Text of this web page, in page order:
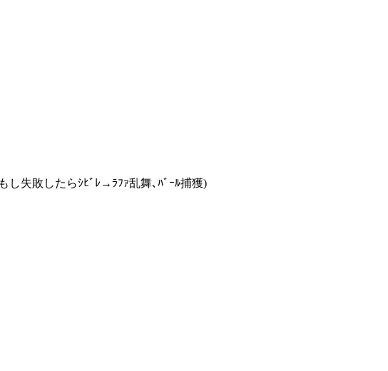
し失敗したらｼﾋﾞﾚ→ﾗﾌｧ乱舞､ﾊﾞｰﾙ捕獲)